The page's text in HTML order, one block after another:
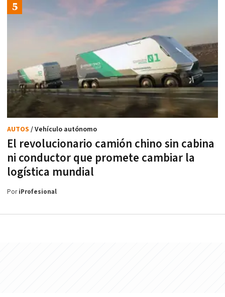
El revolucionario camión chino sin cabina
ni conductor que promete cambiar la
logística mundial
AUTOS / Vehículo autónomo
PoriProfesional